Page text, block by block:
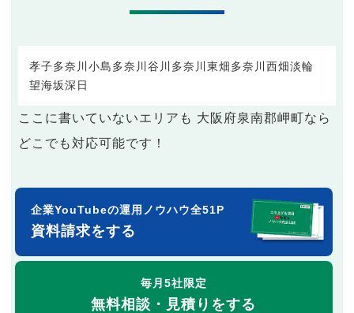
孝子多奈川小島多奈川谷川 多奈川東畑多奈川西畑淡輪
望海坂深日
ここに書いていないエリアも 大阪府泉南郡岬町なら
どこでも対応可能です！
企業YouTubeの運用ノウハウ全51P
資料請求をする
毎月5社限定
無料相談・見積りをする